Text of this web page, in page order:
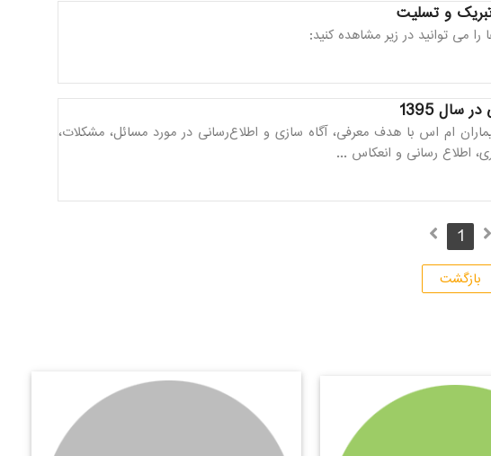
و تسلیت
می توانید در زیر مشاهده کنید:
1395
ام اس با هدف معرفی، آگاه سازی و اطلاع‌رسانی در مورد مسائل، مشکلات،
اطلاع رسانی و انعکاس ...
1
بازگشت